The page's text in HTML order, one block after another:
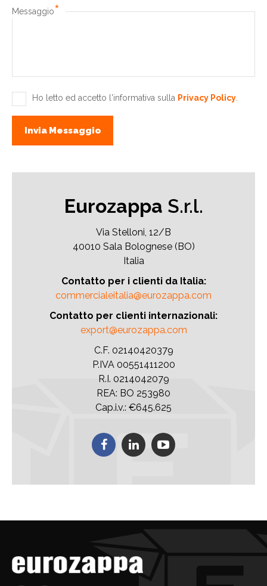
Messaggio*
Ho letto ed accetto l'informativa sulla Privacy Policy.
Eurozappa S.r.l.
Via Stelloni, 12/B
40010 Sala Bolognese (BO)
Italia
Contatto per i clienti da Italia:
commercialeitalia@eurozappa.com
Contatto per clienti internazionali:
export@eurozappa.com
C.F. 02140420379
P.IVA 00551411200
R.I. 0214042079
REA: BO 253980
Cap.i.v.: €645.625